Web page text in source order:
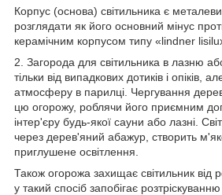
Корпус (основа) світильника є
розглядати як його основний мінус
керамічним корпусом типу «lindner
2. Загорода для світильника в лазню
тільки від випадкових дотиків і опіків,
атмосферу в парилці. Чергування
цю огорожу, роблячи його приємним
інтер'єру будь-якої сауни або лазні.
через дерев'яний абажур, створить
приглушене освітлення.
Також огорожа захищає світильник від
у такий спосіб запобігає